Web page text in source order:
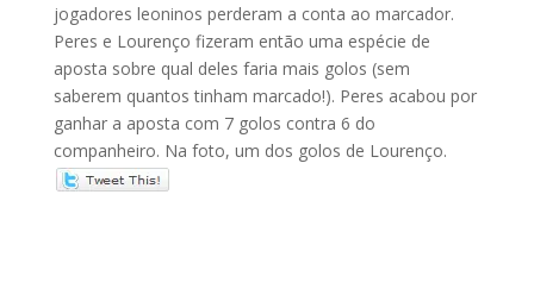
jogadores leoninos perderam a conta ao marcador.
Peres e Lourenço fizeram então uma espécie de
aposta sobre qual deles faria mais golos (sem
saberem quantos tinham marcado!). Peres acabou por
ganhar a aposta com 7 golos contra 6 do
companheiro. Na foto, um dos golos de Lourenço.